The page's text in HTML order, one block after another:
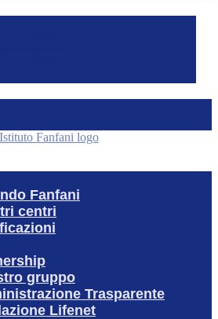
Fanfani
centri
gruppo
Trasparente
Lifenet